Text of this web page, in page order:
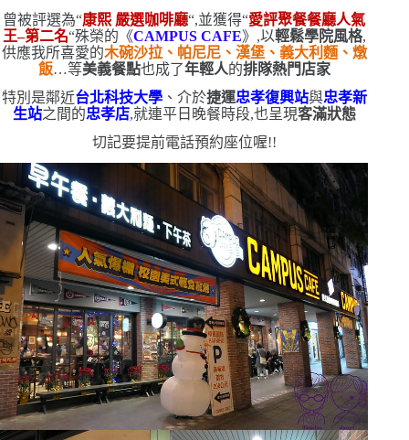
曾被評選為“康熙 嚴選咖啡廳“,並獲得“愛評聚餐餐廳人氣
王–第二名“殊榮的《CAMPUS CAFE》,以輕鬆學院風格,
供應我所喜愛的木碗沙拉、帕尼尼、漢堡、義大利麵、燉
飯…等美義餐點也成了年輕人的排隊熱門店家
特別是鄰近台北科技大學、介於捷運忠孝復興站與忠孝新
生站之間的忠孝店,就連平日晚餐時段,也呈現客滿狀態
切記要提前電話預約座位喔!!